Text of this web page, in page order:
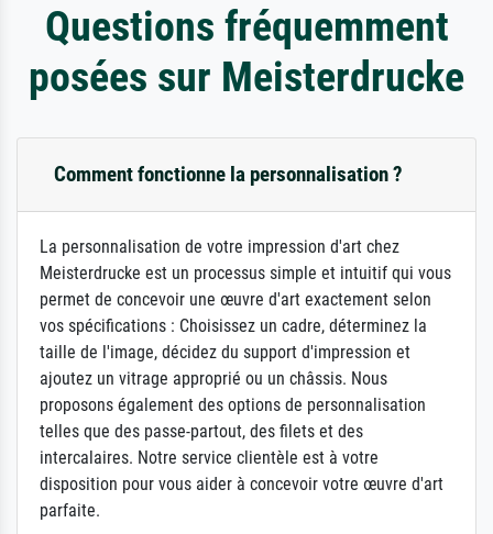
Questions fréquemment
posées sur Meisterdrucke
Comment fonctionne la personnalisation ?
La personnalisation de votre impression d'art chez
Meisterdrucke est un processus simple et intuitif qui vous
permet de concevoir une œuvre d'art exactement selon
vos spécifications : Choisissez un cadre, déterminez la
taille de l'image, décidez du support d'impression et
ajoutez un vitrage approprié ou un châssis. Nous
proposons également des options de personnalisation
telles que des passe-partout, des filets et des
intercalaires. Notre service clientèle est à votre
disposition pour vous aider à concevoir votre œuvre d'art
parfaite.